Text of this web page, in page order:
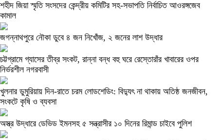
শহীদ জিয়া স্মৃতি সংসদের কেন্দ্রীয় কমিটির সহ-সভাপতি নির্বাচিত আওরঙ্গজেব
কামাল
জগন্নাথপুরে নৌকা ডুবে ৪ জন নিখোঁজ, ২ জনের লাশ উদ্ধার
চট্টগ্রামে গ্যাসের তীব্র সংকট, রান্না বন্ধ বহু ঘরে রেস্তোরাঁর খাবারের ওপর
নির্ভরশীল নগরবাসী
খুলনার ডুমুরিয়ায় দিন-রাতে চরম লোডশেডিং: বিদ্যুৎ না থাকায় অতিষ্ঠ জনজীবন,
সংকটে কৃষি ও ব্যবসা
অস্ত্র উদ্ধারে ডেভিড ইমনসহ ৫ সন্ত্রাসীর ১০ দিনের রিমান্ড চাইবে পুলিশ